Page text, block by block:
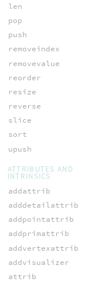
len
pop
push
removeindex
removevalue
reorder
resize
reverse
slice
sort
upush
ATTRIBUTES AND
INTRINSICS
addattrib
adddetailattrib
addpointattrib
addprimattrib
addvertexattrib
addvisualizer
attrib